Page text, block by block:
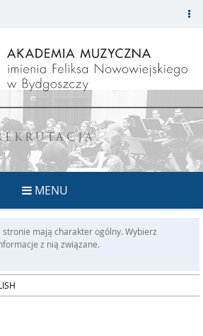
MENU
mają charakter ogólny. Wybierz
z nią związane.